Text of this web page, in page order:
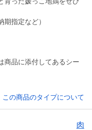
指定など）
商品に添付してあるシー
この商品のタイプについて
肉